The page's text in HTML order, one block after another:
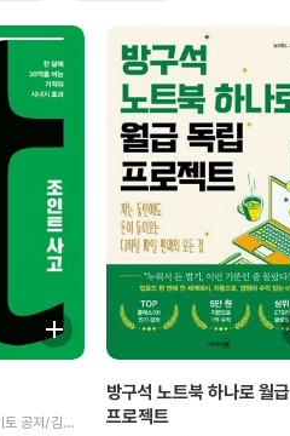
사토 후미아키,고지마 미키토 공저/김혜영 역
방구석 노트북 하나로 월
프로젝트